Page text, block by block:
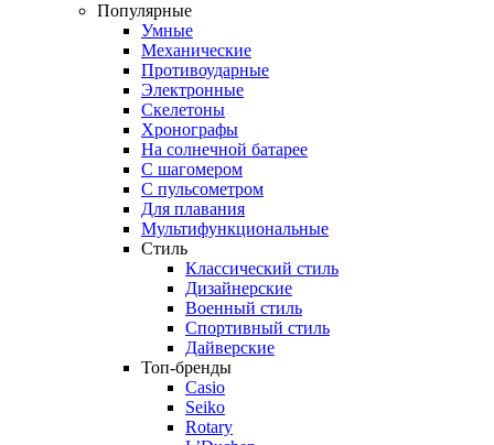
Популярные
Умные
Механические
Противоударные
Электронные
Скелетоны
Хронографы
На солнечной батарее
С шагомером
С пульсометром
Для плавания
Мультифункциональные
Стиль
Классический стиль
Дизайнерские
Военный стиль
Спортивный стиль
Дайверские
Топ-бренды
Casio
Seiko
Rotary